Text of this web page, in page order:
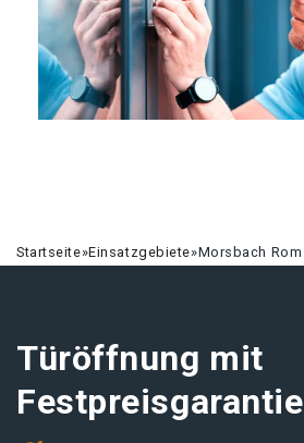
Startseite»Einsatzgebiete»Morsbach Rom
Türöffnung mit
Festpreisgarantie